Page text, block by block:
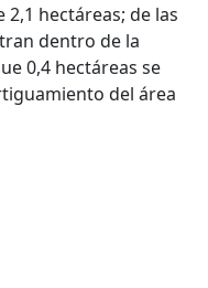
hectáreas; de las
dentro de la
0,4 hectáreas se
del área